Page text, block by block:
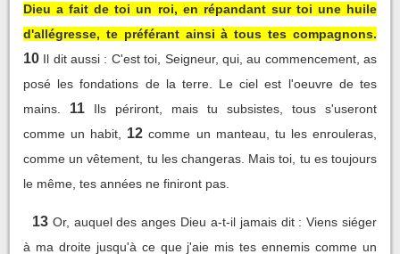
Dieu a fait de toi un roi, en répandant sur toi une huile
d'allégresse, te préférant ainsi à tous tes compagnons.
10 Il dit aussi : C'est toi, Seigneur, qui, au commencement, as
posé les fondations de la terre. Le ciel est l'oeuvre de tes
mains.
11
Ils périront, mais tu subsistes, tous s'useront
comme un habit,
12 comme un manteau, tu les enrouleras,
comme un vêtement, tu les changeras. Mais toi, tu es toujours
le même, tes années ne finiront pas.
13 Or, auquel des anges Dieu a-t-il jamais dit : Viens siéger
à ma droite jusqu'à ce que j'aie mis tes ennemis comme un